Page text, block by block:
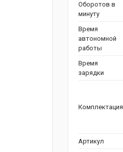
Оборотов в
минуту
Время
автономной
работы
Время
зарядки
Комплектация
Артикул